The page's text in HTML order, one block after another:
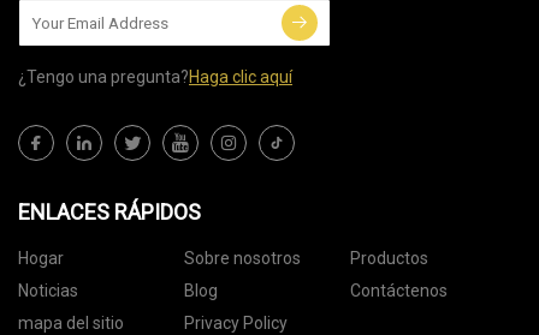
¿Tengo una pregunta?Haga clic aquí
ENLACES RÁPIDOS
Hogar Sobre nosotros
Productos
Noticias
Blog
Contáctenos
mapa del sitio
Privacy Policy